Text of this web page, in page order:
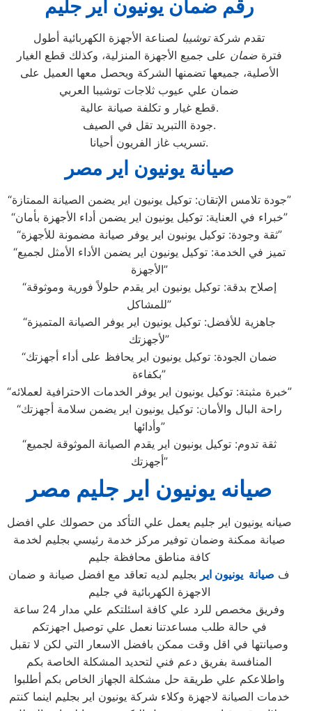
رقم ضمان يونيون اير جليم
تقدم شركةتوشيبا لصناعة الأجهزة الكهربائية أطول
فترةضمان على جميع الأجهزة المنزلية، وكذلك قطع الغيار
الأصلية، جميعها تضمنها الشركة ويحصل معها العميل على
ضمان علي عيوب ثلاجات توشيبا العربي
قطع غيار و تكلفة صيانة عالية.
جودة االتبريد تقل في الصيف.
تسريب غاز الفريون أحيانا.
صيانة يونيون اير مصر
“جودة تلامس الإتقان: توكيل يونيون اير يضمن الصيانة الممتازة”
“خبراء في العناية: توكيل يونيون اير يضمن أداء الأجهزة بأمان”
“ثقة وجودة: توكيل يونيون اير يوفر صيانة مضمونة للأجهزة”
“تميز في الخدمة: توكيل يونيون اير يضمن الأداء الأمثل لجميع
الأجهزة”
“إصلاح بدقة: توكيل يونيون اير يقدم حلولاً فورية وموثوقة
للمشاكل”
“جاهزية للأفضل: توكيل يونيون اير يوفر الصيانة المتميزة
لأجهزتك”
“ضمان الجودة: توكيل يونيون اير يحافظ على أداء أجهزتك
بكفاءة”
“خبرة مثبتة: توكيل يونيون اير يوفر الخدمات الاحترافية لعملائه”
“راحة البال والأمان: توكيل يونيون اير يضمن سلامة أجهزتك
وأدائها”
“ثقة تدوم: توكيل يونيون اير يقدم الصيانة الموثوقة لجميع
أجهزتك”
صيانه يونيون اير جليم مصر
صيانه يونيون اير جليم يعمل علي التأكد من حصولك علي افضل
صيانة ممكنة وضمان توفير مركز خدمة رئيسي بجليم لخدمة
كافة مناطق محافظة جليم
ف صيانة يونيون اير بجليم لديه تعاقد مع افضل صيانة و ضمان
الاجهزة الكهربائية في جليم
وفريق مخصص للرد علي كافة اسئلتكم علي مدار 24 ساعة
في حالة طلب مساعدتنا نعمل علي توصيل اجهزتكم
وصيانتها في اقل وقت ممكن بافضل الاسعار التي لكن لا تقبل
المنافسة بفريق دعم فني لتحديد المشكلة الخاصة بكم
واطلاعكم علي طريقة حل مشكلة الجهاز الخاص بكم أطلبوا
خدمات الصيانة لاجهزة وكلاء شركة يونيون اير بجليم اينما كنتم